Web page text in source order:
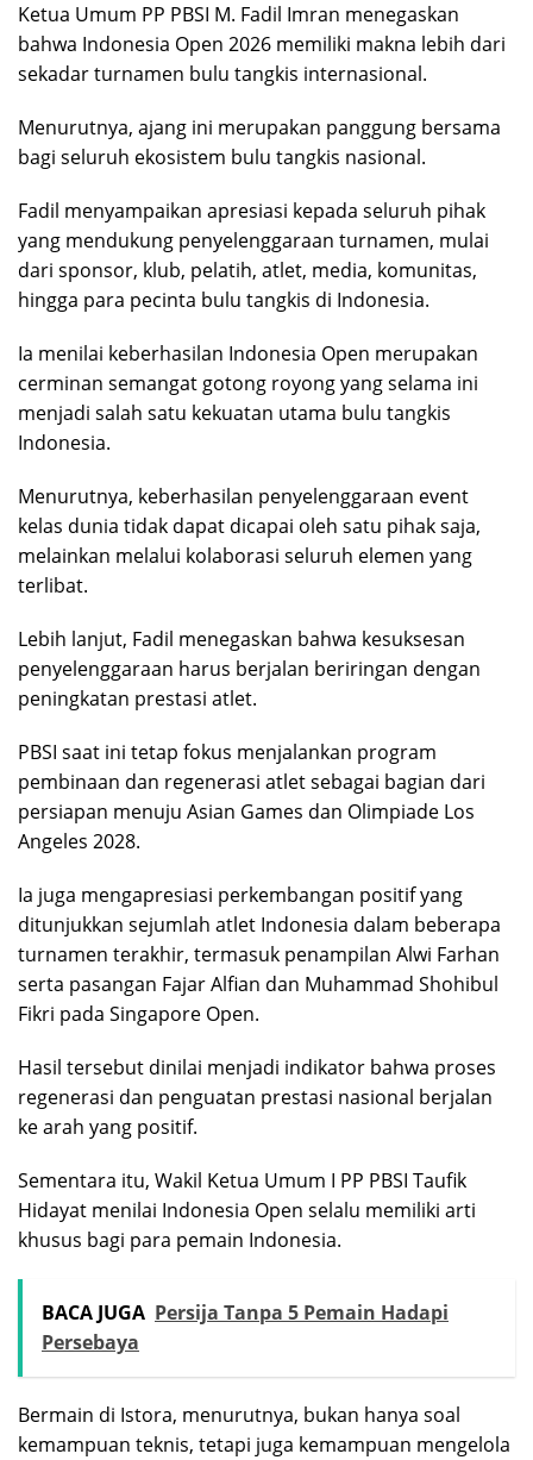
Ketua Umum PP PBSI M. Fadil Imran menegaskan
bahwa Indonesia Open 2026 memiliki makna lebih dari
sekadar turnamen bulu tangkis internasional.
Menurutnya, ajang ini merupakan panggung bersama
bagi seluruh ekosistem bulu tangkis nasional.
Fadil menyampaikan apresiasi kepada seluruh pihak
yang mendukung penyelenggaraan turnamen, mulai
dari sponsor, klub, pelatih, atlet, media, komunitas,
hingga para pecinta bulu tangkis di Indonesia.
Ia menilai keberhasilan Indonesia Open merupakan
cerminan semangat gotong royong yang selama ini
menjadi salah satu kekuatan utama bulu tangkis
Indonesia.
Menurutnya, keberhasilan penyelenggaraan event
kelas dunia tidak dapat dicapai oleh satu pihak saja,
melainkan melalui kolaborasi seluruh elemen yang
terlibat.
Lebih lanjut, Fadil menegaskan bahwa kesuksesan
penyelenggaraan harus berjalan beriringan dengan
peningkatan prestasi atlet.
PBSI saat ini tetap fokus menjalankan program
pembinaan dan regenerasi atlet sebagai bagian dari
persiapan menuju Asian Games dan Olimpiade Los
Angeles 2028.
Ia juga mengapresiasi perkembangan positif yang
ditunjukkan sejumlah atlet Indonesia dalam beberapa
turnamen terakhir, termasuk penampilan Alwi Farhan
serta pasangan Fajar Alfian dan Muhammad Shohibul
Fikri pada Singapore Open.
Hasil tersebut dinilai menjadi indikator bahwa proses
regenerasi dan penguatan prestasi nasional berjalan
ke arah yang positif.
Sementara itu, Wakil Ketua Umum I PP PBSI Taufik
Hidayat menilai Indonesia Open selalu memiliki arti
khusus bagi para pemain Indonesia.
BACA JUGA Persija Tanpa 5 Pemain Hadapi
Persebaya
Bermain di Istora, menurutnya, bukan hanya soal
kemampuan teknis, tetapi juga kemampuan mengelola